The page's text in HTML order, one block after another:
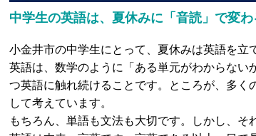
中学生の英語は、夏休みに「音読」で変
小金井市の中学生にとって、夏休みは英語を立
英語は、数学のように「ある単元がわからな
つ英語に触れ続けることです。ところが、多く
して考えています。
もちろん、単語も文法も大切です。しかし、そ